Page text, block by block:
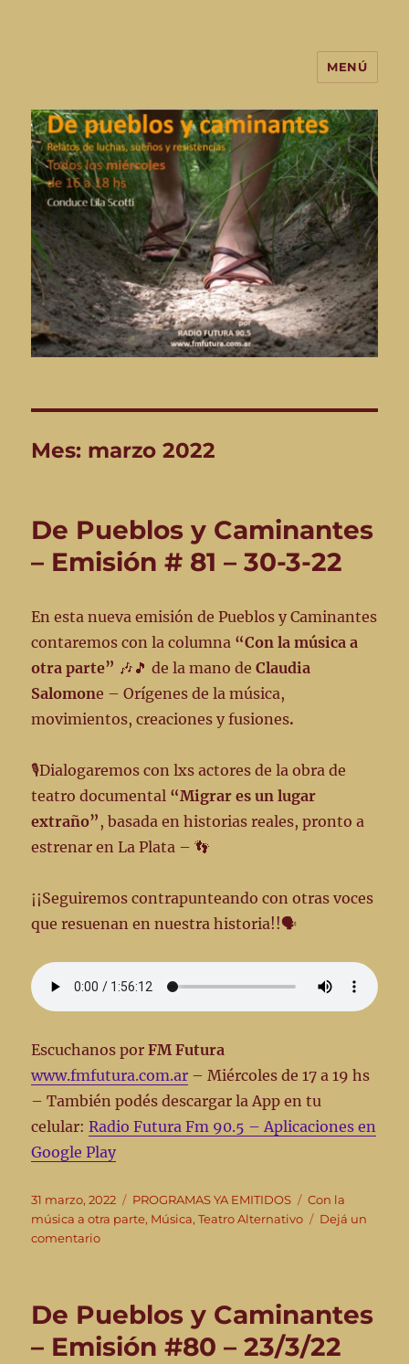
De Pueblos y Caminantes-
programa de radio
MENÚ
Mes: marzo 2022
De Pueblos y Caminantes
– Emisión # 81 – 30-3-22
En esta nueva emisión de Pueblos y Caminantes
contaremos con la columna “Con la música a
otra parte” 🎶🎵 de la mano deClaudia
Salomone – Orígenes de la música,
movimientos, creaciones y fusiones.
🎙️Dialogaremos con lxs actores de la obra de
teatro documental “Migrar es un lugar
extraño” , basada en historias reales, pronto a
estrenar en La Plata – 👣
¡¡Seguiremos contrapunteando con otras voces
que resuenan en nuestra historia!!🗣️
Escuchanos porFM Futura
www.fmfutura.com.ar – Miércoles de 17 a 19 hs
– También podés descargar la App en tu
celular:Radio Futura Fm 90.5 – Aplicaciones en
Google Play
Publicado
el
31 marzo, 2022 Categorías
PROGRAMAS YA EMITIDOS Etiquetas
Con la
música a otra parte, Música,Teatro Alternativo
Dejá un
comentarioen
Caminantes
–
Emisión
De Pueblos y Caminantes
– Emisión #80 – 23/3/22